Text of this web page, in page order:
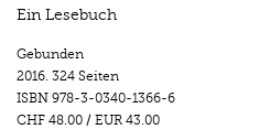
Ein Lesebuch
Gebunden
2016. 324 Seiten
ISBN 978-3-0340-1366-6
CHF 48.00 / EUR 43.00